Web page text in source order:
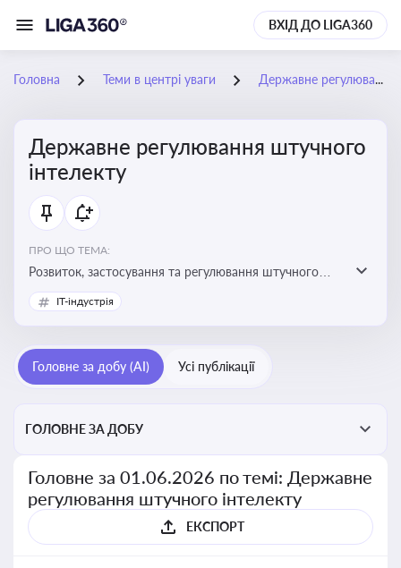
ВХІД ДО LIGA360
Головна Теми в центрі уваги Державне регулювання штучного інтелекту
Державне регулювання штучного
інтелекту
ПРО ЩО ТЕМА:
Розвиток, застосування та регулювання штучного
інтелекту в різних сферах — від управління бізнесом
до державного сектора
IT-індустрія
Головне за добу (AI) Усі публікації
ГОЛОВНЕ ЗА ДОБУ
Головне за 01.06.2026 по темі: Державне
регулювання штучного інтелекту
ЕКСПОРТ